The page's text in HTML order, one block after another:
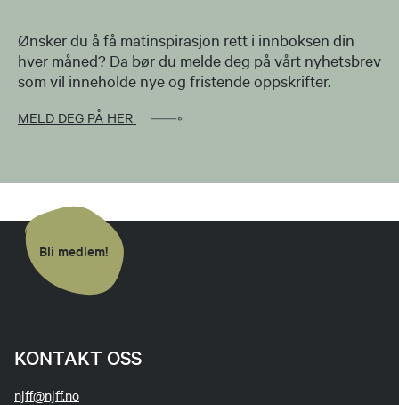
Ønsker du å få matinspirasjon rett i innboksen din
hver måned? Da bør du melde deg på vårt nyhetsbrev
som vil inneholde nye og fristende oppskrifter.
MELD DEG PÅ HER
Bli medlem!
KONTAKT OSS
njff@njff.no